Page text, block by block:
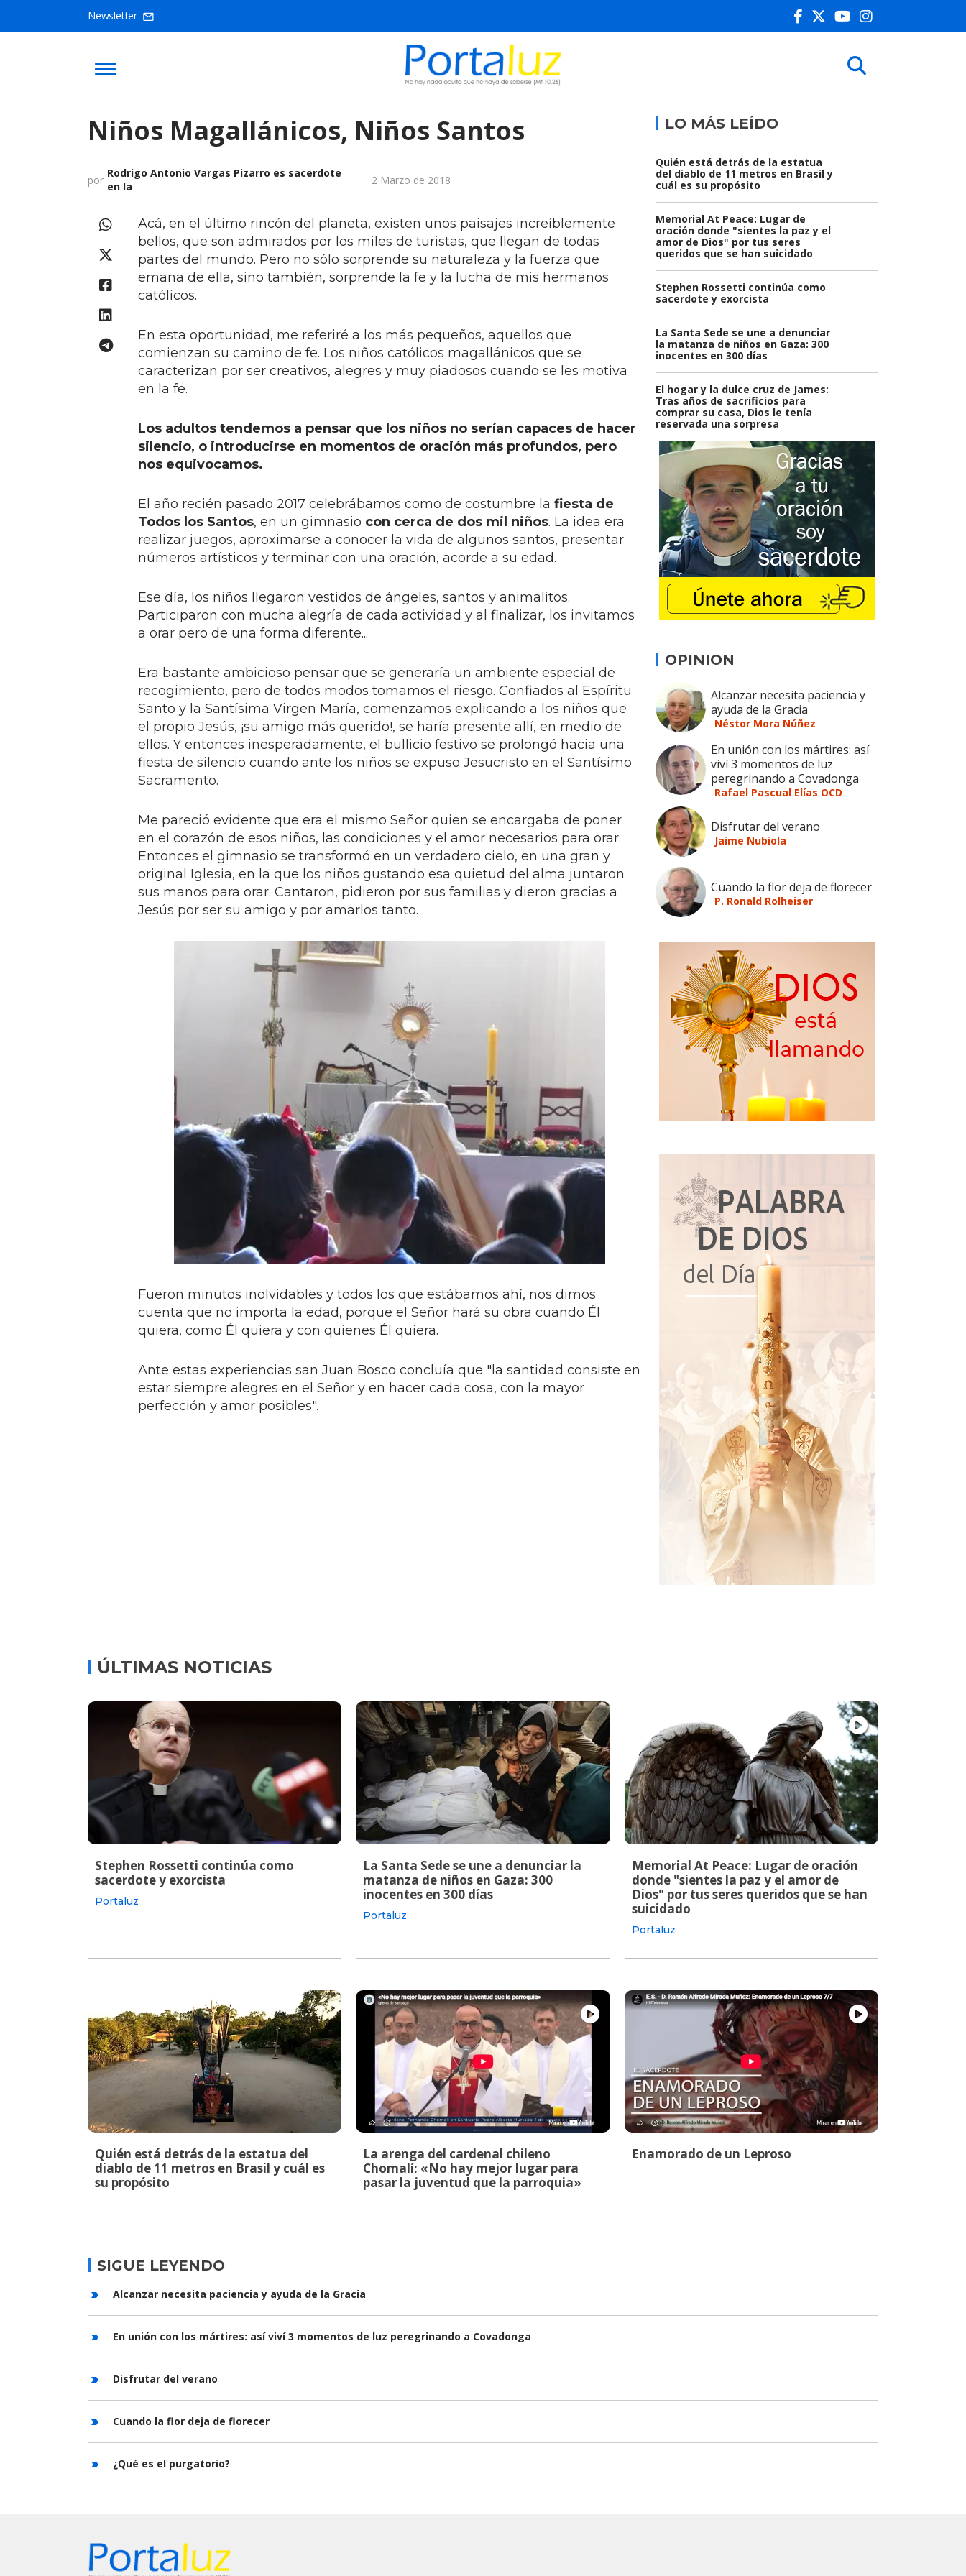
Newsletter
Niños Magallánicos, Niños Santos
por Rodrigo Antonio Vargas Pizarro es sacerdote
en la
2 Marzo de 2018
Acá, en el último rincón del planeta, existen unos paisajes increíblemente
bellos, que son admirados por los miles de turistas, que llegan de todas
partes del mundo. Pero no sólo sorprende su naturaleza y la fuerza que
emana de ella, sino también, sorprende la fe y la lucha de mis hermanos
católicos.
En esta oportunidad, me referiré a los más pequeños, aquellos que
comienzan su camino de fe. Los niños católicos magallánicos que se
caracterizan por ser creativos, alegres y muy piadosos cuando se les motiva
en la fe.
Los adultos tendemos a pensar que los niños no serían capaces de hacer
silencio, o introducirse en momentos de oración más profundos, pero
nos equivocamos.
El año recién pasado 2017 celebrábamos como de costumbre la fiesta de
Todos los Santos, en un gimnasio con cerca de dos mil niños. La idea era
realizar juegos, aproximarse a conocer la vida de algunos santos, presentar
números artísticos y terminar con una oración, acorde a su edad.
Ese día, los niños llegaron vestidos de ángeles, santos y animalitos.
Participaron con mucha alegría de cada actividad y al finalizar, los invitamos
a orar pero de una forma diferente...
Era bastante ambicioso pensar que se generaría un ambiente especial de
recogimiento, pero de todos modos tomamos el riesgo. Confiados al Espíritu
Santo y la Santísima Virgen María, comenzamos explicando a los niños que
el propio Jesús, ¡su amigo más querido!, se haría presente allí, en medio de
ellos. Y entonces inesperadamente, el bullicio festivo se prolongó hacia una
fiesta de silencio cuando ante los niños se expuso Jesucristo en el Santísimo
Sacramento.
Me pareció evidente que era el mismo Señor quien se encargaba de poner
en el corazón de esos niños, las condiciones y el amor necesarios para orar.
Entonces el gimnasio se transformó en un verdadero cielo, en una gran y
original Iglesia, en la que los niños gustando esa quietud del alma juntaron
sus manos para orar. Cantaron, pidieron por sus familias y dieron gracias a
Jesús por ser su amigo y por amarlos tanto.
Fueron minutos inolvidables y todos los que estábamos ahí, nos dimos
cuenta que no importa la edad, porque el Señor hará su obra cuando Él
quiera, como Él quiera y con quienes Él quiera.
Ante estas experiencias san Juan Bosco concluía que "la santidad consiste en
estar siempre alegres en el Señor y en hacer cada cosa, con la mayor
perfección y amor posibles".
LO MÁS LEÍDO
Quién está detrás de la estatua
del diablo de 11 metros en Brasil y
cuál es su propósito
Memorial At Peace: Lugar de
oración donde "sientes la paz y el
amor de Dios" por tus seres
queridos que se han suicidado
Stephen Rossetti continúa como
sacerdote y exorcista
La Santa Sede se une a denunciar
la matanza de niños en Gaza: 300
inocentes en 300 días
El hogar y la dulce cruz de James:
Tras años de sacrificios para
comprar su casa, Dios le tenía
reservada una sorpresa
OPINION
Alcanzar necesita paciencia y
ayuda de la Gracia
Néstor Mora Núñez
En unión con los mártires: así
viví 3 momentos de luz
peregrinando a Covadonga
Rafael Pascual Elías OCD
Disfrutar del verano
Jaime Nubiola
Cuando la flor deja de florecer
P. Ronald Rolheiser
ÚLTIMAS NOTICIAS
Stephen Rossetti continúa como
sacerdote y exorcista
Portaluz
La Santa Sede se une a denunciar la
matanza de niños en Gaza: 300
inocentes en 300 días
Portaluz
Memorial At Peace: Lugar de oración
donde "sientes la paz y el amor de
Dios" por tus seres queridos que se han
suicidado
Portaluz
Quién está detrás de la estatua del
diablo de 11 metros en Brasil y cuál es
su propósito
La arenga del cardenal chileno
Chomalí: «No hay mejor lugar para
pasar la juventud que la parroquia»
Enamorado de un Leproso
SIGUE LEYENDO
Alcanzar necesita paciencia y ayuda de la Gracia
En unión con los mártires: así viví 3 momentos de luz peregrinando a Covadonga
Disfrutar del verano
Cuando la flor deja de florecer
¿Qué es el purgatorio?